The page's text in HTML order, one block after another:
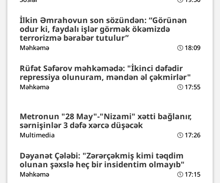
İlkin Əmrahovun son sözündən: “Görünən
odur ki, faydalı işlər görmək ökəmizdə
terrorizmə bərabər tutulur”
Məhkəmə 18:09
Rüfət Səfərov məhkəmədə: "İkinci dəfədir
repressiya olunuram, məndən əl çəkmirlər"
Məhkəmə 17:55
Metronun "28 May"-"Nizami" xətti bağlanır,
sərnişinlər 3 dəfə xərcə düşəcək
Multimedia 17:26
Dəyanət Çələbi: "Zərərçəkmiş kimi təqdim
olunan şəxslə heç bir insidentim olmayıb"
Məhkəmə 17:15